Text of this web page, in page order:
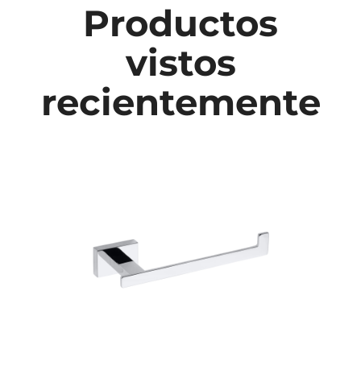
Productos
vistos
recientemente